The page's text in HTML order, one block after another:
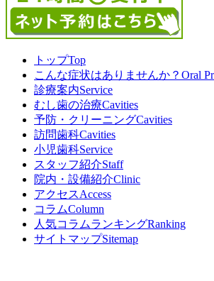
トップTop
こんな症状はありませんか？ Oral
診療案内Service
むし歯の治療Cavities
予防・クリーニングCavities
訪問歯科Cavities
小児歯科Service
スタッフ紹介Staff
院内・設備紹介Clinic
アクセスAccess
コラムColumn
人気コラムランキングRanking
サイトマップSitemap